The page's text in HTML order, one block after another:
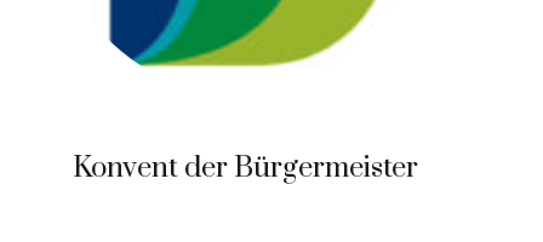
Konvent der Bürgermeister